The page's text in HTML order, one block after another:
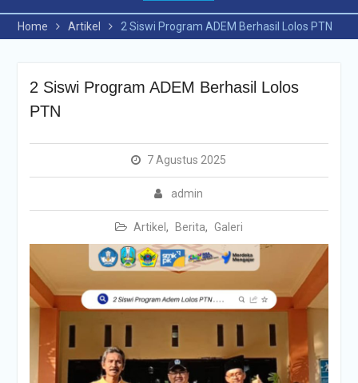
Home Artikel 2 Siswi Program ADEM Berhasil Lolos PTN
2 Siswi Program ADEM Berhasil Lolos
PTN
7 Agustus 2025
admin
Artikel , Berita, Galeri